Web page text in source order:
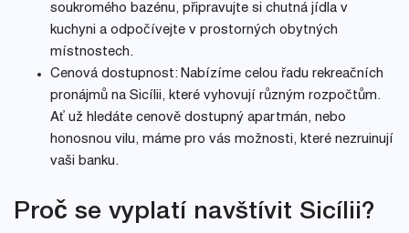
soukromého bazénu, připravujte si chutná jídla v
kuchyni a odpočívejte v prostorných obytných
místnostech.
Cenová dostupnost: Nabízíme celou řadu rekreačních
pronájmů na Sicílii, které vyhovují různým rozpočtům.
Ať už hledáte cenově dostupný apartmán, nebo
honosnou vilu, máme pro vás možnosti, které nezruinují
vaši banku.
Proč se vyplatí navštívit Sicílii?